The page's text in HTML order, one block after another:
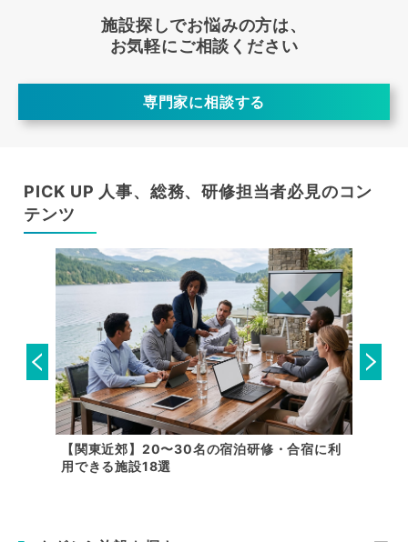
施設探しでお悩みの方は、
お気軽にご相談ください
専門家に相談する
PICK UP 人事、総務、研修担当者必見のコン
テンツ
【関東近郊】20〜30名の宿泊研修・合宿に利
用できる施設18選